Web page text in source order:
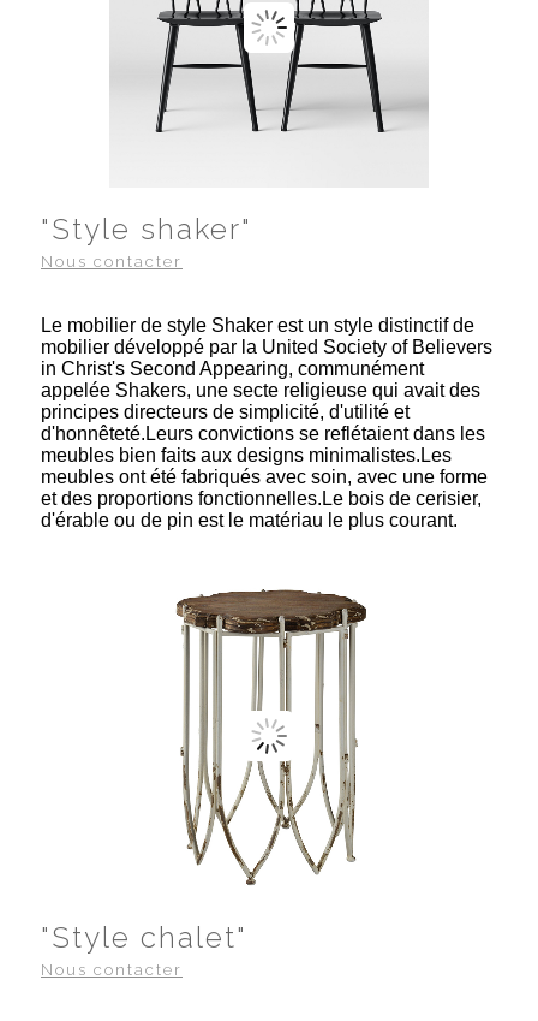
"Style shaker"
Nous contacter
Le mobilier de style Shaker est un style distinctif de
mobilier développé par la United Society of Believers
in Christ's Second Appearing, communément
appelée Shakers, une secte religieuse qui avait des
principes directeurs de simplicité, d'utilité et
d'honnêteté.Leurs convictions se reflétaient dans les
meubles bien faits aux designs minimalistes.Les
meubles ont été fabriqués avec soin, avec une forme
et des proportions fonctionnelles.Le bois de cerisier,
d'érable ou de pin est le matériau le plus courant.
"Style chalet"
Nous contacter